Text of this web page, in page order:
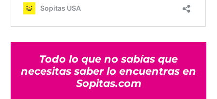
Todo lo que no sabías que
necesitas saber lo encuentras en
Sopitas.com